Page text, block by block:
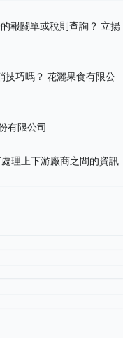
報關單或稅則查詢？ 立揚
技巧嗎？ 花灑果食有限公
有限公司
理上下游廠商之間的資訊